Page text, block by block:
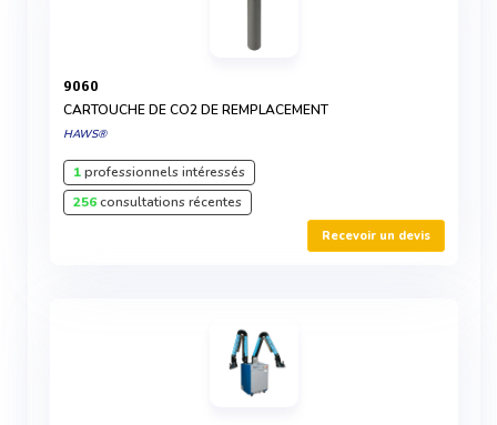
9060
CARTOUCHE DE CO2 DE REMPLACEMENT
HAWS®
1professionnels intéressés
256consultations récentes
Recevoir un devis